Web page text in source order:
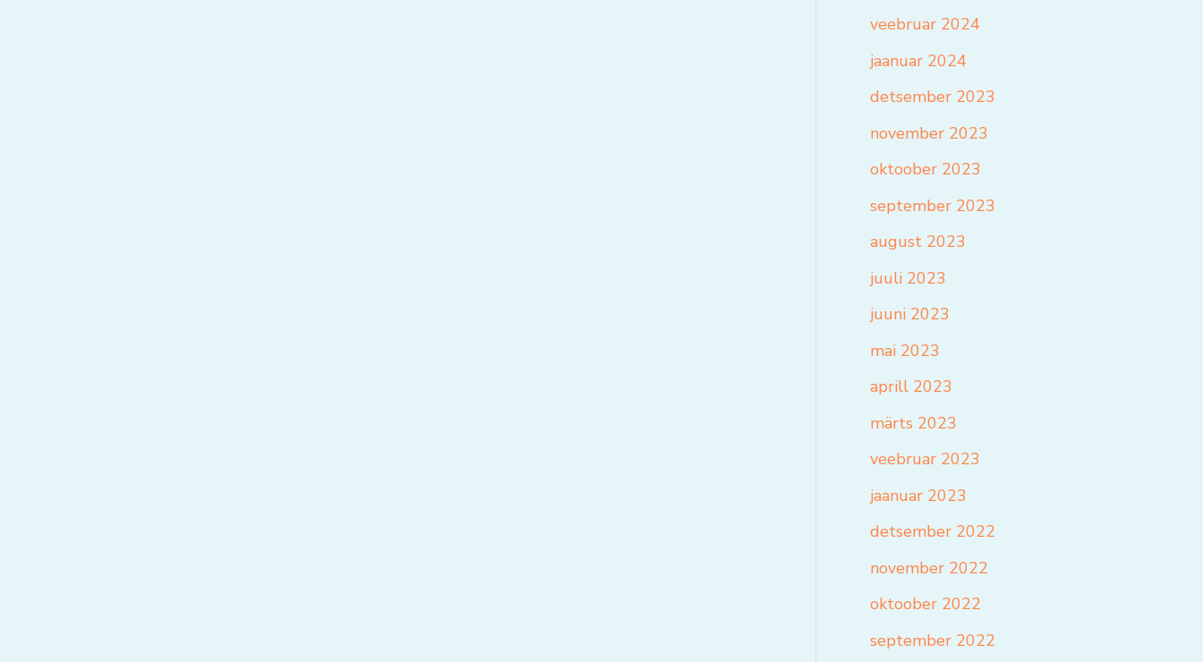
veebruar 2024
jaanuar 2024
detsember 2023
november 2023
oktoober 2023
september 2023
august 2023
juuli 2023
juuni 2023
mai 2023
aprill 2023
märts 2023
veebruar 2023
jaanuar 2023
detsember 2022
november 2022
oktoober 2022
september 2022